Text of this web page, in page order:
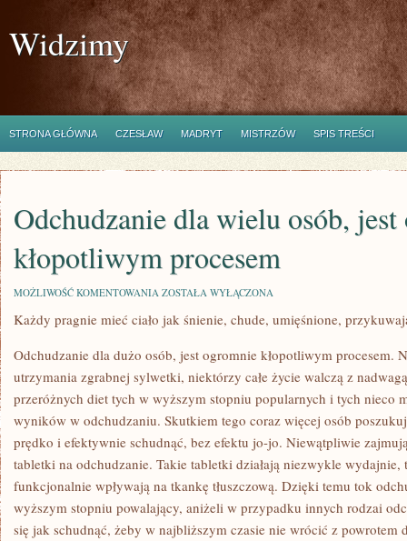
Widzimy
STRONA GŁÓWNA CZESŁAW MADRYT MISTRZÓW SPIS TREŚCI
Odchudzanie dla wielu osób,
kłopotliwym procesem
MOŻLIWOŚĆ KOMENTOWANIA ODCHUDZANIE
WIELU
OSÓB,
OGROMNIE
KŁOPOTLIWYM
PROCESEM
ZOSTAŁA WYŁĄCZONA
Każdy pragnie mieć ciało jak śnienie, chude, umięśnione,
Odchudzanie dla dużo osób, jest ogromnie kłopotliwym procesem.
utrzymania zgrabnej sylwetki, niektórzy całe życie walczą z
przeróżnych diet tych w wyższym stopniu popularnych i tych nieco
wyników w odchudzaniu. Skutkiem tego coraz więcej osób
prędko i efektywnie schudnąć, bez efektu jo-jo. Niewątpliwie
tabletki na odchudzanie. Takie tabletki działają niezwykle
funkcjonalnie wpływają na tkankę tłuszczową. Dzięki temu tok
wyższym stopniu powalający, aniżeli w przypadku innych rodzai
się jak schudnąć, żeby w najbliższym czasie nie wrócić z powrotem